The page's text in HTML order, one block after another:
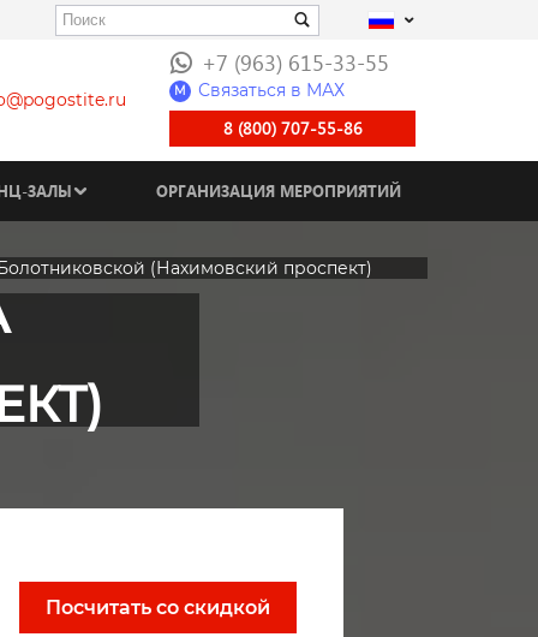
+7 (963) 615-33-55
M Связаться в МАХ
8 (800) 707-55-86
ЗАЛЫ ОРГАНИЗАЦИЯ МЕРОПРИЯТИЙ
(Нахимовский проспект)
Посчитать со скидкой